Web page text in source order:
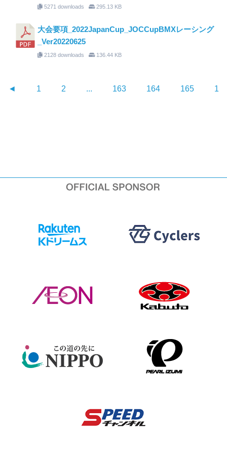
5271 downloads 295.13 KB
大会要項_2022JapanCup_JOCCupBMXレーシング
_Ver20220625
2128 downloads 136.44 KB
◄ 1 2 ... 163 164 165